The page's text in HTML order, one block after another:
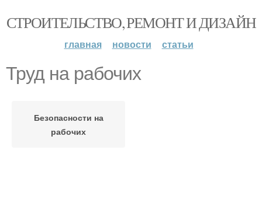
СТРОИТЕЛЬСТВО, РЕМОНТ И ДИЗАЙН
главная новости статьи
Труд на рабочих
Безопасности на
рабочих